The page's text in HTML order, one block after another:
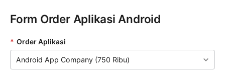
Form Order Aplikasi Android
* Order Aplikasi